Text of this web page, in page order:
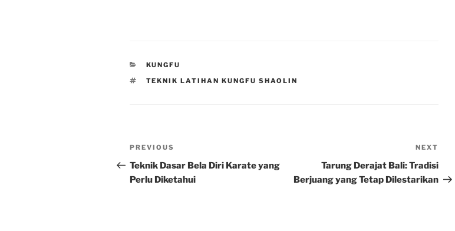
CATEGORIES
KUNGFU
TAGS
TEKNIK LATIHAN KUNGFU SHAOLIN
Post
navigation
Previous
Post
PREVIOUS
Teknik Dasar Bela Diri Karate yang
Perlu Diketahui
Post
NEXT
Tarung Derajat Bali: Tradisi
Berjuang yang Tetap Dilestarikan